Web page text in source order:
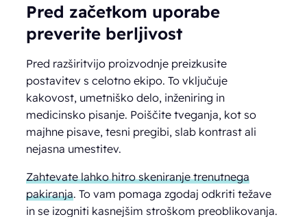
Pred začetkom uporabe
preverite berljivost
Pred razširitvijo proizvodnje preizkusite
postavitev s celotno ekipo. To vključuje
kakovost, umetniško delo, inženiring in
medicinsko pisanje. Poiščite tveganja, kot so
majhne pisave, tesni pregibi, slab kontrast ali
nejasna umestitev.
Zahtevate lahko hitro skeniranje trenutnega
pakiranja. To vam pomaga zgodaj odkriti težave
in se izogniti kasnejšim stroškom preoblikovanja.